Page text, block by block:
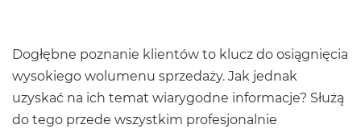
Dogłębne poznanie klientów to klucz do osiągnięcia
wysokiego wolumenu sprzedaży. Jak jednak
uzyskać na ich temat wiarygodne informacje? Służą
do tego przede wszystkim profesjonalnie